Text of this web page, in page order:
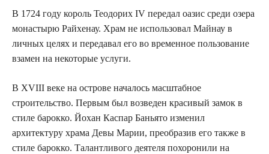
В 1724 году король Теодорих IV передал оазис среди озера
монастырю Райхенау. Храм не использовал Майнау в
личных целях и передавал его во временное пользование
взамен на некоторые услуги.
В XVIII веке на острове началось масштабное
строительство. Первым был возведен красивый замок в
стиле барокко. Йохан Каспар Баньято изменил
архитектуру храма Девы Марии, преобразив его также в
стиле барокко. Талантливого деятеля похоронили на